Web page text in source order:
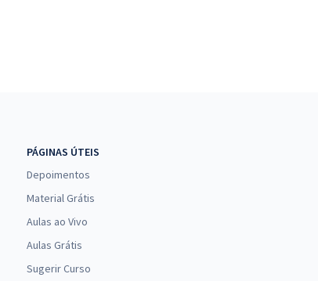
PÁGINAS ÚTEIS
Depoimentos
Material Grátis
Aulas ao Vivo
Aulas Grátis
Sugerir Curso